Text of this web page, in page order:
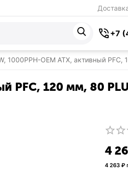
+7
1000PPH-OEM ATX, активный
PFC, 120 мм, 80
4
4 263 ₽